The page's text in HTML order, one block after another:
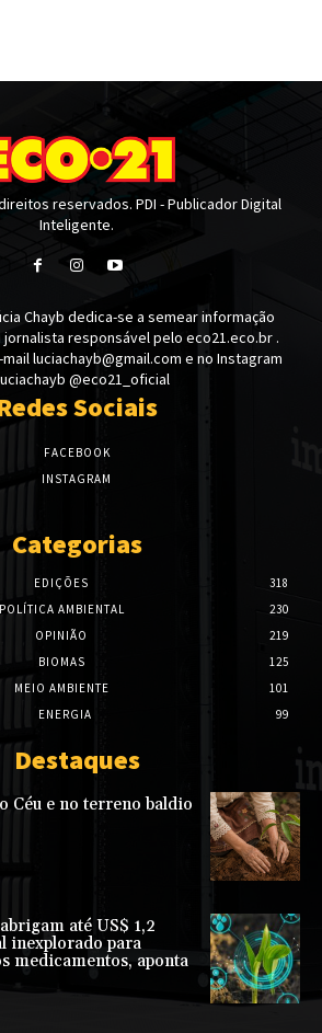
reservados. PDI - Publicador Digital
Inteligente.
Chayb dedica-se a semear informação
jornalista responsável pelo eco21.eco.br .
luciachayb@gmail.com e no Instagram
@eco21_oficial
Sociais
FACEBOOK
INSTAGRAM
Categorias
EDIÇÕES
318
POLÍTICA AMBIENTAL
230
OPINIÃO
219
BIOMAS
125
MEIO AMBIENTE
101
ENERGIA
99
Destaques
Céu e no terreno baldio
até US$ 1,2
inexplorado para
medicamentos, aponta